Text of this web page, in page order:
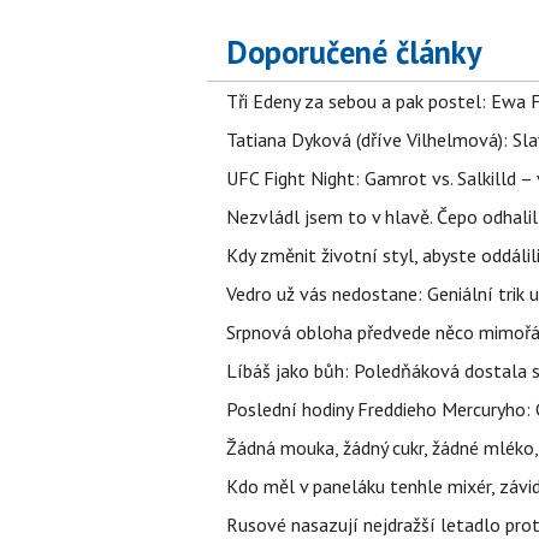
Doporučené články
Tři Edeny za sebou a pak postel:
Tatiana Dyková (dříve Vilhelmová):
UFC Fight Night: Gamrot vs. Salkilld
Nezvládl jsem to v hlavě. Čepo
Kdy změnit životní styl, abyste
Vedro už vás nedostane: Geniální trik
Srpnová obloha předvede něco
Líbáš jako bůh: Poledňáková
Poslední hodiny Freddieho
Žádná mouka, žádný cukr, žádné
Kdo měl v paneláku tenhle mixér,
Rusové nasazují nejdražší letadlo